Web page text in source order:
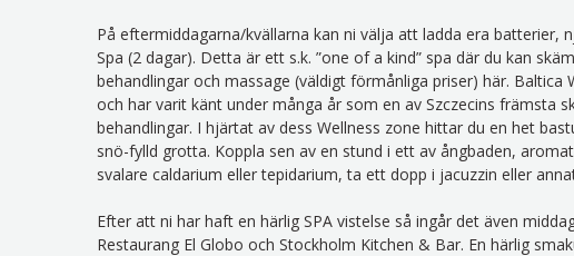
På eftermiddagarna/kvällarna kan ni välja att ladda era batterier,
Spa (2 dagar). Detta är ett s.k. ”one of a kind” spa där du kan
behandlingar och massage (väldigt förmånliga priser) här.
och har varit känt under många år som en av Szczecins främsta
behandlingar. I hjärtat av dess Wellness zone hittar du en het
snö-fylld grotta. Koppla sen av en stund i ett av ångbaden,
svalare caldarium eller tepidarium, ta ett dopp i jacuzzin eller
Efter att ni har haft en härlig SPA vistelse så ingår det även
Restaurang El Globo och Stockholm Kitchen & Bar. En härlig